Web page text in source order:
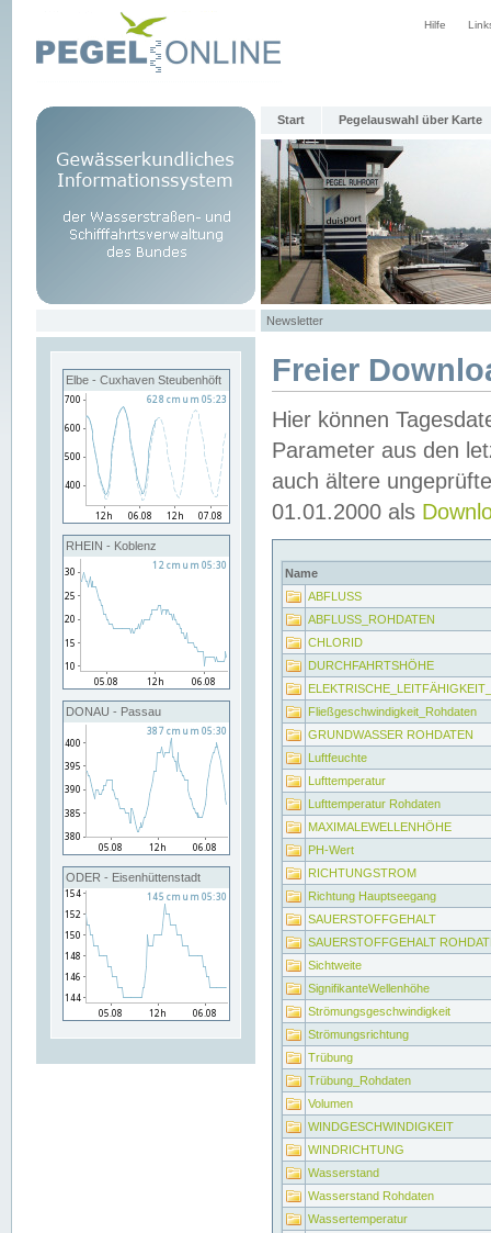
Hilfe
Start Pegelauswahl über Karte
Newsletter
Elbe - Cuxhaven Steubenhöft
RHEIN - Koblenz
DONAU - Passau
ODER - Eisenhüttenstadt
Freier
Hier können
Parameter aus den
auch ältere
01.01.2000 als
Name
ABFLUSS
ABFLUSS_ROHDATEN
CHLORID
DURCHFAHRTSHÖHE
Fließgeschwindigkeit_Rohdaten
GRUNDWASSER ROHDATEN
Luftfeuchte
Lufttemperatur
Lufttemperatur Rohdaten
MAXIMALEWELLENHÖHE
PH-Wert
RICHTUNGSTROM
Richtung Hauptseegang
SAUERSTOFFGEHALT
SAUERSTOFFGEHALT
Sichtweite
SignifikanteWellenhöhe
Strömungsgeschwindigkeit
Strömungsrichtung
Trübung
Trübung_Rohdaten
Volumen
WINDGESCHWINDIGKEIT
WINDRICHTUNG
Wasserstand
Wasserstand Rohdaten
Wassertemperatur